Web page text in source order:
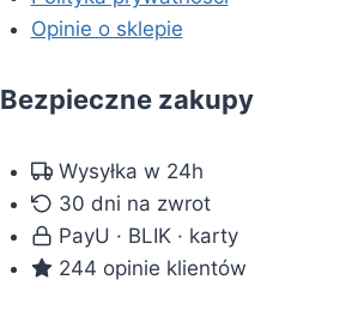
Opinie o sklepie
Bezpieczne zakupy
Wysyłka w 24h
30 dni na zwrot
PayU · BLIK · karty
244 opinie klientów